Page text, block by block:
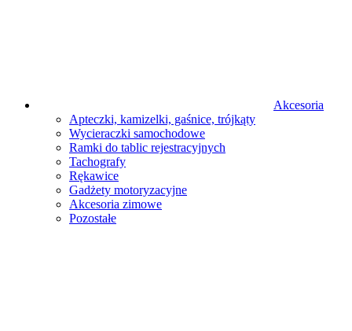
Akcesoria
Apteczki, kamizelki, gaśnice, trójkąty
Wycieraczki samochodowe
Ramki do tablic rejestracyjnych
Tachografy
Rękawice
Gadżety motoryzacyjne
Akcesoria zimowe
Pozostałe